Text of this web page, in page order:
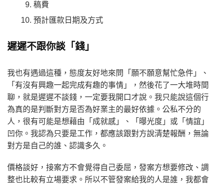
稿費
預計匯款日期及方式
遲遲不跟你談「錢」
我也有遇過這種，態度友好地來問「願不願意幫忙急件」、
「有沒有興趣一起完成有趣的事情」，然後花了一大堆時間
聊，就是遲遲不談錢，一定要我開口才說。我只能說這個行
為真的是判斷對方是否為好業主的最好依據。公私不分的
人，很有可能是想藉由「成就感」、「曝光度」或「情誼」
凹你。我認為只要是工作，都應該跟對方說清楚報酬，無論
對方是自己的誰、認識多久。
價格談好，接案方不會覺得自己委屈，發案方想要修改、調
整也比較有立場要求。所以不管發案給我的人是誰，我都會